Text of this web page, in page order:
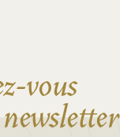
vous